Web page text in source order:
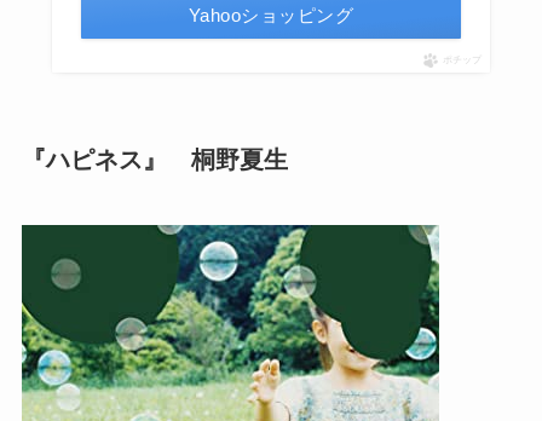
Yahooショッピング
ポチップ
『ハピネス』 桐野夏生